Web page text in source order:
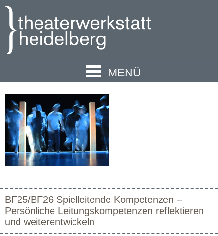
MENÜ
BF25/BF26 Spielleitende Kompetenzen –
Persönliche Leitungskompetenzen reflektieren
und weiterentwickeln